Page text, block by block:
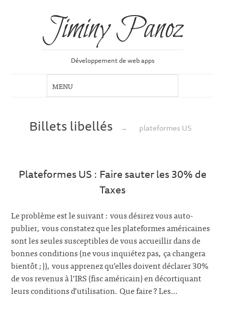
Jiminy Panoz
Développement de web apps
Billets libellés → plateformes US
Plateformes US : Faire sauter les 30% de
Taxes
Le problème est le suivant : vous désirez vous auto-
publier, vous constatez que les plateformes américaines
sont les seules susceptibles de vous accueillir dans de
bonnes conditions (ne vous inquiétez pas, ça changera
bientôt ;)), vous apprenez qu’elles doivent déclarer 30%
de vos revenus à l’IRS (fisc américain) en décortiquant
leurs conditions d’utilisation. Que faire ? Les…